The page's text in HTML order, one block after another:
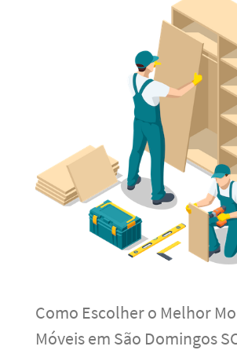
Como Escolher o Melhor
Móveis em São Domingos